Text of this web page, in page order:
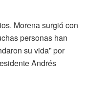
Morena surgió con
personas han
su vida” por
Andrés